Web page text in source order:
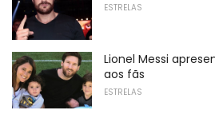
ESTRELAS
Lionel Messi
aos fãs
ESTRELAS